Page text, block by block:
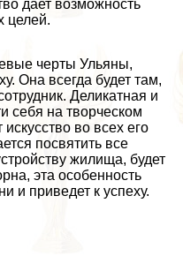
дает возможность
целей.
черты Ульяны,
Она всегда будет там,
Деликатная и
себя на творческом
во всех его
посвятить все
жилища, будет
эта особенность
и приведет к успеху.